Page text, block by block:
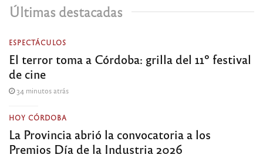
Últimas destacadas
ESPECTÁCULOS
El terror toma a Córdoba: grilla del 11º festival
de cine
34 minutos atrás
HOY CÓRDOBA
La Provincia abrió la convocatoria a los
Premios Día de la Industria 2026